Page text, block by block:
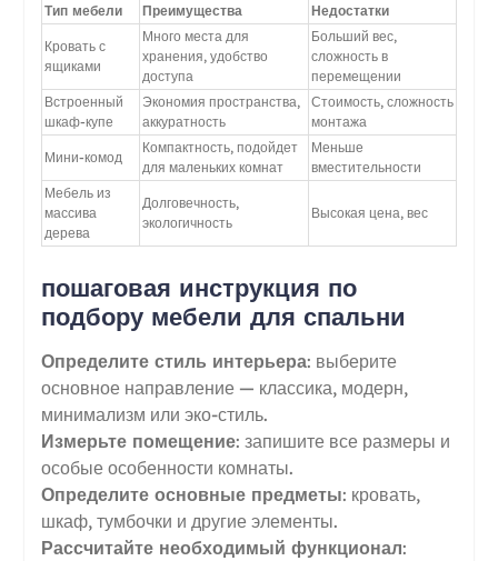
Тип мебели Преимущества Недостатки
Кровать с
ящиками
Много места для
хранения, удобство
доступа
Больший вес,
сложность в
перемещении
Встроенный
шкаф-купе
Экономия пространства,
аккуратность
Стоимость, сложность
монтажа
Мини-комод
Компактность, подойдет
для маленьких комнат
Меньше
вместительности
Мебель из
массива
дерева
Долговечность,
экологичность
Высокая цена, вес
пошаговая инструкция по
подбору мебели для спальни
Определите стиль интерьера: выберите
основное направление — классика, модерн,
минимализм или эко-стиль.
Измерьте помещение: запишите все размеры и
особые особенности комнаты.
Определите основные предметы: кровать,
шкаф, тумбочки и другие элементы.
Рассчитайте необходимый функционал: